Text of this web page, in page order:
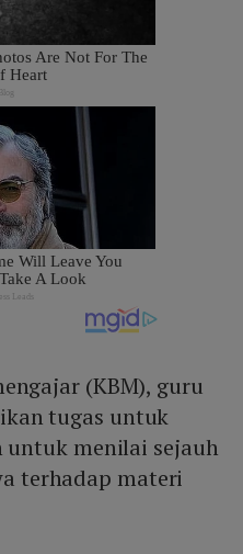
(KBM), guru
tugas untuk
untuk menilai sejauh
terhadap materi